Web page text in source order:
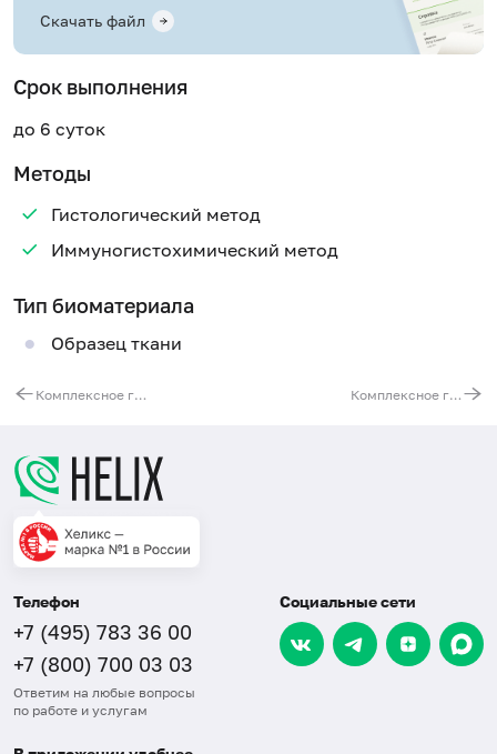
Скачать файл
Срок выполнения
до 6 суток
Методы
Гистологический метод
Иммуногистохимический метод
Тип биоматериала
Образец ткани
Комплексное гистологическое и иммуногистохимическое исследование с определением HER2 статуса опухоли по экспрессии HER2/neu Комплексное гистологическое и иммуногистохимическое исследование с определением рецепторного статуса прогестерона и эстрогена
Телефон
+7 (495) 783 36 00
+7 (800) 700 03 03
Ответим на любые вопросы
по работе и услугам
Социальные сети